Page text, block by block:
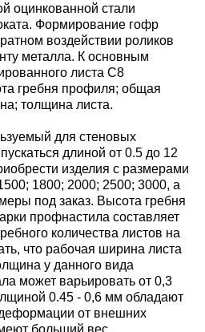
оцинкованной стали
Формирование гофр
воздействии роликов
металла. К основным
листа С8
гребня профиля; общая
толщина листа.
для стеновых
длиной от 0.5 до 12
изделия с размерами
1800; 2000; 2500; 3000, а
под заказ. Высота гребня
профнастила составляет
количества листов на
что рабочая ширина листа
у данного вида
может варьировать от 0,3
0.45 - 0,6 мм обладают
от внешних
больший вес.